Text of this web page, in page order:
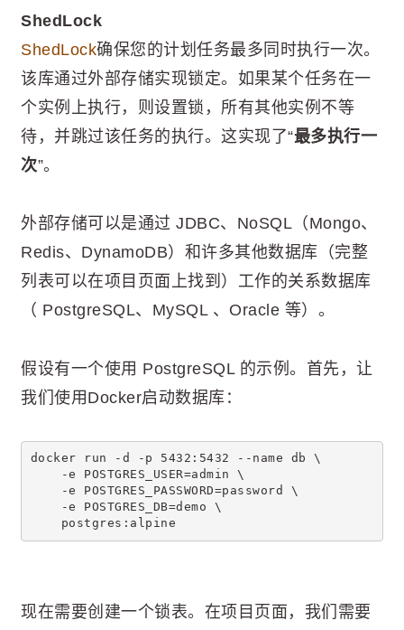
ShedLock
ShedLock确保您的计划任务最多同时执行一次。
该库通过外部存储实现锁定。如果某个任务在一
个实例上执行，则设置锁，所有其他实例不等
待，并跳过该任务的执行。这实现了“最多执行一
次”。
外部存储可以是通过 JDBC、NoSQL（Mongo、
Redis、DynamoDB）和许多其他数据库（完整
列表可以在项目页面上找到）工作的关系数据库
（ PostgreSQL、MySQL 、Oracle 等）。
假设有一个使用 PostgreSQL 的示例。首先，让
我们使用Docker启动数据库：
docker run -d -p 5432:5432 --name db \
-e POSTGRES_USER=admin \
-e POSTGRES_PASSWORD=password \
-e POSTGRES_DB=demo \
postgres:alpine
现在需要创建一个锁表。在项目页面，我们需要